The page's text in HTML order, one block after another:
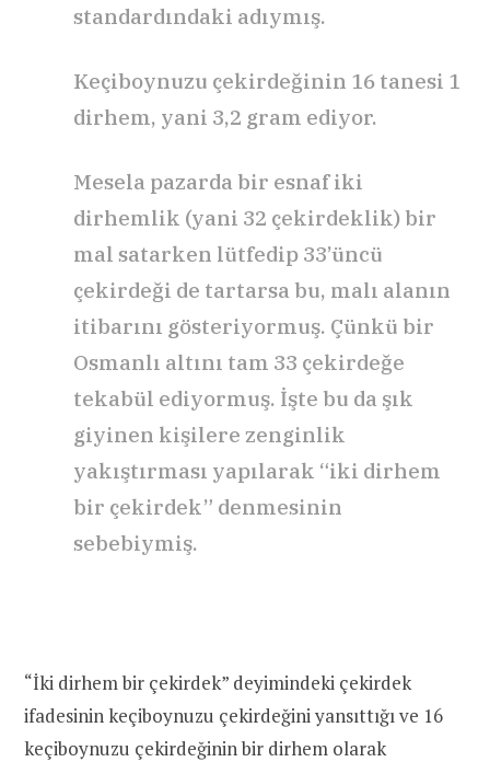
standardındaki adıymış.
Keçiboynuzu çekirdeğinin 16 tanesi 1
dirhem, yani 3,2 gram ediyor.
Mesela pazarda bir esnaf iki
dirhemlik (yani 32 çekirdeklik) bir
mal satarken lütfedip 33’üncü
çekirdeği de tartarsa bu, malı alanın
itibarını gösteriyormuş. Çünkü bir
Osmanlı altını tam 33 çekirdeğe
tekabül ediyormuş. İşte bu da şık
giyinen kişilere zenginlik
yakıştırması yapılarak “iki dirhem
bir çekirdek” denmesinin
sebebiymiş.
“İki dirhem bir çekirdek” deyimindeki çekirdek
ifadesinin keçiboynuzu çekirdeğini yansıttığı ve 16
keçiboynuzu çekirdeğinin bir dirhem olarak